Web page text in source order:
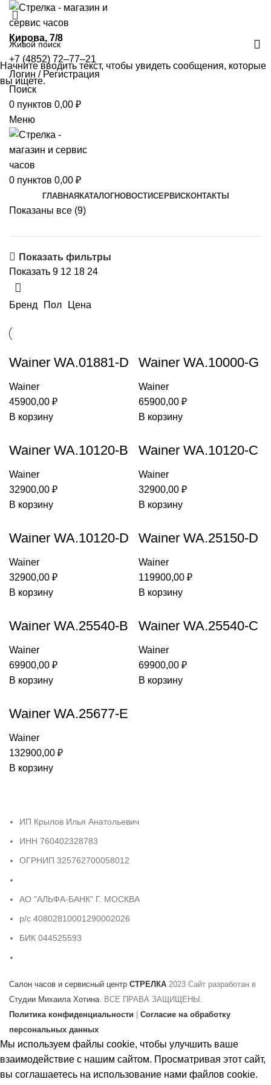
​Кирова, 7/8
+7 (4852) 72‒77‒21
Логин / Регистрация
Поиск
0 пунктов 0,00 ₽
Меню
0 пунктов 0,00 ₽
ГЛАВНАЯ КАТАЛОГНОВОСТИСЕРВИСКОНТАКТЫ
Показаны все (9)
Показать фильтры
Показать 9 12 18 24
Бренд Пол Цена
Wainer WA.01881-D
Wainer
45900,00 ₽
В корзину
Wainer WA.10000-G
Wainer
65900,00 ₽
В корзину
Wainer WA.10120-B
SET
Wainer
32900,00 ₽
В корзину
Wainer WA.10120-C
SET
Wainer
32900,00 ₽
В корзину
Wainer WA.10120-D
SET
Wainer
32900,00 ₽
В корзину
Wainer WA.25150-D
Wainer
119900,00 ₽
В корзину
Wainer WA.25540-B
Wainer
69900,00 ₽
В корзину
Wainer WA.25540-C
Wainer
69900,00 ₽
В корзину
Wainer WA.25677-E
Wainer
132900,00 ₽
В корзину
ИП Крылов Илья Анатольевич
ИНН 760402328783
ОГРНИП 325762700058012
АО "АЛЬФА-БАНК" Г. МОСКВА
р/с 40802810001290002026
БИК 044525593
Салон часов и сервисный центр СТРЕЛКА 2023 Сайт разработан в
Студии Михаила Хотина. ВСЕ ПРАВА ЗАЩИЩЕНЫ.
Политика конфиденциальности
Согласие на обработку
персональных данных
Мы используем файлы cookie, чтобы улучшить ваше
взаимодействие с нашим сайтом. Просматривая этот сайт,
вы соглашаетесь на использование нами файлов cookie.
Начните вводить текст, чтобы увидеть сообщения, которые
вы ищете.